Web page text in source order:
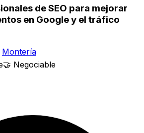
de SEO para mejorar
en Google y el tráfico
Montería
🤝 Negociable